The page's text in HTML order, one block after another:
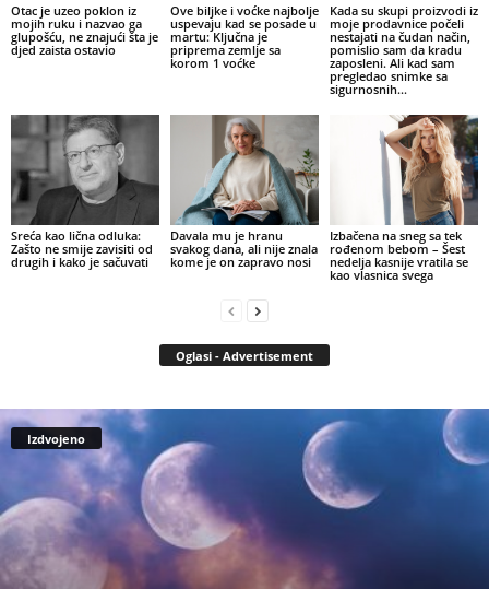
Otac je uzeo poklon iz
mojih ruku i nazvao ga
glupošću, ne znajući šta je
djed zaista ostavio
Ove biljke i voćke najbolje
uspevaju kad se posade u
martu: Ključna je
priprema zemlje sa
korom 1 voćke
Kada su skupi proizvodi iz
moje prodavnice počeli
nestajati na čudan način,
pomislio sam da kradu
zaposleni. Ali kad sam
pregledao snimke sa
sigurnosnih...
Sreća kao lična odluka:
Zašto ne smije zavisiti od
drugih i kako je sačuvati
Davala mu je hranu
svakog dana, ali nije znala
kome je on zapravo nosi
Izbačena na sneg sa tek
rođenom bebom – Šest
nedelja kasnije vratila se
kao vlasnica svega
Oglasi - Advertisement
Izdvojeno